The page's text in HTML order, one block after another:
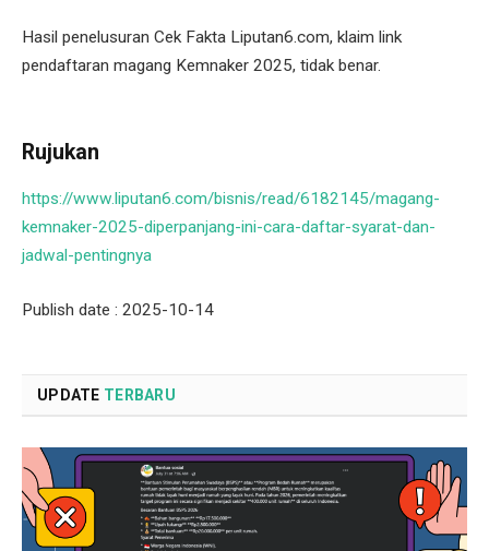
Hasil penelusuran Cek Fakta Liputan6.com, klaim link
pendaftaran magang Kemnaker 2025, tidak benar.
Rujukan
https://www.liputan6.com/bisnis/read/6182145/magang-
kemnaker-2025-diperpanjang-ini-cara-daftar-syarat-dan-
jadwal-pentingnya
Publish date : 2025-10-14
UPDATE TERBARU